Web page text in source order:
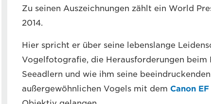
Zu seinen Auszeichnungen zählt ein World
2014.
Hier spricht er über seine lebenslange
Vogelfotografie, die Herausforderungen beim
Seeadlern und wie ihm seine
außergewöhnlichen Vogels mit dem Canon